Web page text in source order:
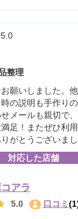
5.0
整理
願いしました。
の説明も手作り
メールも親切で
足！またぜひ利
がとうございまし
対応した店舗
アラ
5.0 口コミ